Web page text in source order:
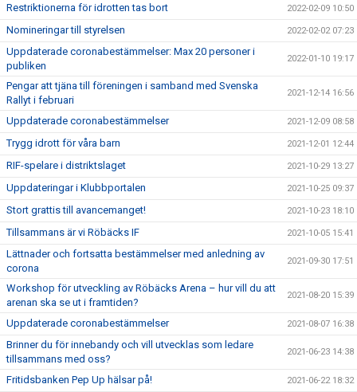
Restriktionerna för idrotten tas bort 2022-02-09 10:50
Nomineringar till styrelsen 2022-02-02 07:23
Uppdaterade coronabestämmelser: Max 20 personer i
publiken
2022-01-10 19:17
Pengar att tjäna till föreningen i samband med Svenska
Rallyt i februari
2021-12-14 16:56
Uppdaterade coronabestämmelser 2021-12-09 08:58
Trygg idrott för våra barn 2021-12-01 12:44
RIF-spelare i distriktslaget 2021-10-29 13:27
Uppdateringar i Klubbportalen 2021-10-25 09:37
Stort grattis till avancemanget! 2021-10-23 18:10
Tillsammans är vi Röbäcks IF 2021-10-05 15:41
Lättnader och fortsatta bestämmelser med anledning av
corona
2021-09-30 17:51
Workshop för utveckling av Röbäcks Arena – hur vill du att
arenan ska se ut i framtiden?
2021-08-20 15:39
Uppdaterade coronabestämmelser 2021-08-07 16:38
Brinner du för innebandy och vill utvecklas som ledare
tillsammans med oss?
2021-06-23 14:38
Fritidsbanken Pep Up hälsar på! 2021-06-22 18:32